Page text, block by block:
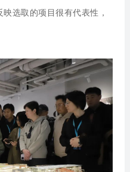
选取的项目很有代表性，